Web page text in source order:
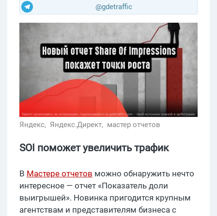
@gdetraffic
Яндекс, Яндекс.Директ, мастер отчетов
SOI поможет увеличить трафик
В Мастере отчетов можно обнаружить нечто
интересное — отчет «Показатель доли
выигрышей». Новинка пригодится крупным
агентствам и представителям бизнеса с